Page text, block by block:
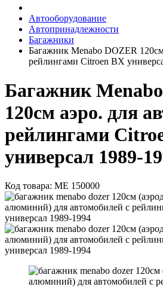
Автооборудование
Автопринадлежности
Багажники
Багажник Menabo DOZER
рейлингами Citroen BX
Багажник
120см аэро. для
рейлингами
универсал 1989-
Код товара: ME 150000